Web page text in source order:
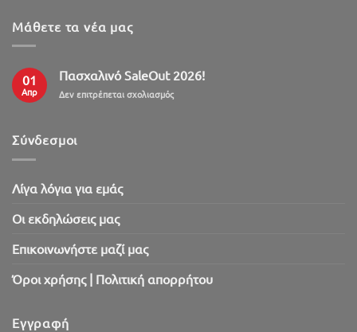
Μάθετε τα νέα μας
01
Απρ
Πασχαλινό SaleOut 2026!
Δεν επιτρέπεται σχολιασμόςστο
Σύνδεσμοι
Λίγα λόγια για εμάς
Oι εκδηλώσεις μας
Επικοινωνήστε μαζί μας
Όροι χρήσης | Πολιτική απορρήτου
Εγγραφή